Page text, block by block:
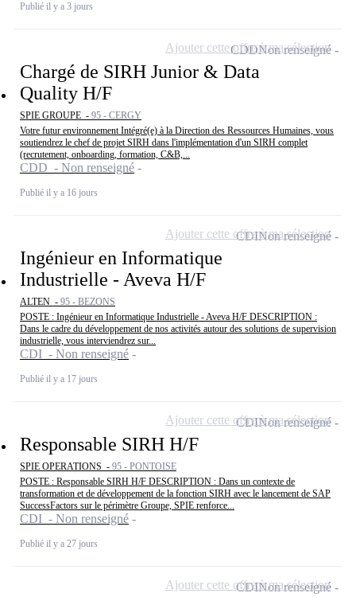
Publié il y a 3 jours
Chargé de SIRH Junior & Data
Quality H/F
SPIE GROUPE - 95 - CERGY
Votre futur environnement Intégré(e) à la Direction des Ressources Humaines, vous
soutiendrez le chef de projet SIRH dans l'implémentation d'un SIRH complet
(recrutement, onboarding, formation, C&B,...
CDD - Non renseigné
Publié il y a 16 jours
CDDNon renseigné
Ajouter cette offre à ma sélection
Ingénieur en Informatique
Industrielle - Aveva H/F
ALTEN - 95 - BEZONS
POSTE : Ingénieur en Informatique Industrielle - Aveva H/F DESCRIPTION :
Dans le cadre du développement de nos activités autour des solutions de supervision
industrielle, vous interviendrez sur...
CDI - Non renseigné
Publié il y a 17 jours
CDINon renseigné
Ajouter cette offre à ma sélection
Responsable SIRH H/F
SPIE OPERATIONS - 95 - PONTOISE
POSTE : Responsable SIRH H/F DESCRIPTION : Dans un contexte de
transformation et de développement de la fonction SIRH avec le lancement de SAP
SuccessFactors sur le périmètre Groupe, SPIE renforce...
CDI - Non renseigné
Publié il y a 27 jours
CDINon renseigné
Ajouter cette offre à ma sélection
CDINon renseigné
Ajouter cette offre à ma sélection